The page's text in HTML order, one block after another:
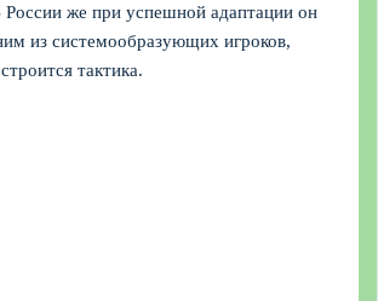
России же при успешной адаптации он
из системообразующих игроков,
тактика.